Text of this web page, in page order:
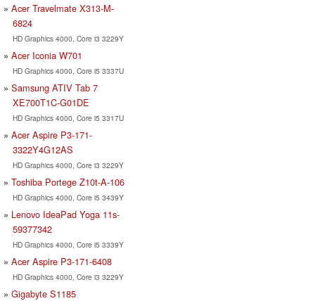
Acer Travelmate X313-M-
6824
HD Graphics 4000, Core i3 3229Y
Acer Iconia W701
HD Graphics 4000, Core i5 3337U
Samsung ATIV Tab 7
XE700T1C-G01DE
HD Graphics 4000, Core i5 3317U
Acer Aspire P3-171-
3322Y4G12AS
HD Graphics 4000, Core i3 3229Y
Toshiba Portege Z10t-A-106
HD Graphics 4000, Core i5 3439Y
Lenovo IdeaPad Yoga 11s-
59377342
HD Graphics 4000, Core i5 3339Y
Acer Aspire P3-171-6408
HD Graphics 4000, Core i3 3229Y
Gigabyte S1185